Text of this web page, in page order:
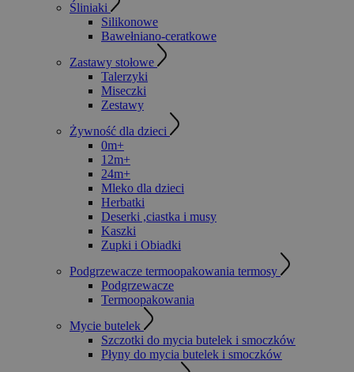
Śliniaki
Silikonowe
Bawełniano-ceratkowe
Zastawy stołowe
Talerzyki
Miseczki
Zestawy
Żywność dla dzieci
0m+
12m+
24m+
Mleko dla dzieci
Herbatki
Deserki ,ciastka i musy
Kaszki
Zupki i Obiadki
Podgrzewacze termoopakowania termosy
Podgrzewacze
Termoopakowania
Mycie butelek
Szczotki do mycia butelek i smoczków
Płyny do mycia butelek i smoczków